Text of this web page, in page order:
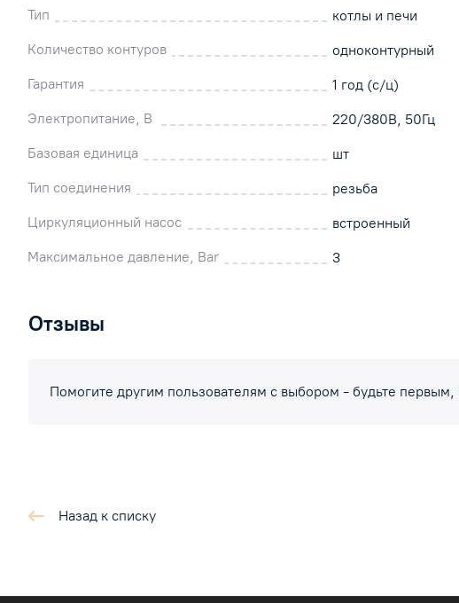
Тип
котлы и печи
Количество контуров
одноконтурный
Гарантия
1 год (с/ц)
Электропитание, В
220/380В, 50Гц
Базовая единица
шт
Тип соединения
резьба
Циркуляционный насос
встроенный
Максимальное давление, Bar
3
Отзывы
Помогите другим пользователям с выбором - будьте
Назад к списку